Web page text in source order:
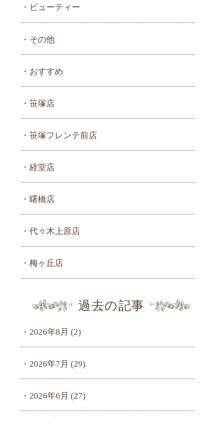
ビューティー
その他
おすすめ
笹塚店
笹塚フレンテ前店
経堂店
曙橋店
代々木上原店
梅ヶ丘店
過去の記事
2026年8月 (2)
2026年7月 (29)
2026年6月 (27)